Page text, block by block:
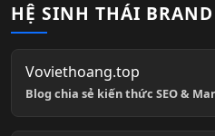
HỆ SINH THÁI BRAND
Voviethoang.top
Blog chia sẻ kiến thức SEO &